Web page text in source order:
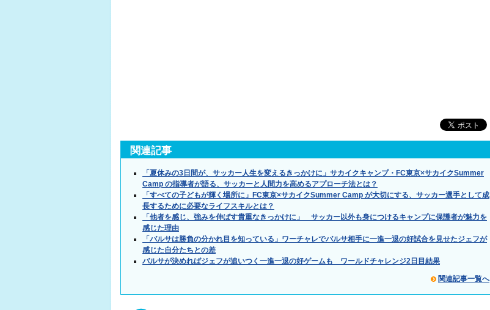
関連記事
「夏休みの3日間が、サッカー人生を変えるきっかけに」サカイクキャンプ・FC東京×サカイクSummer
Camp の指導者が語る、サッカーと人間力を高めるアプローチ法とは？
「すべての子どもが輝く場所に」FC東京×サカイクSummer Camp が大切にする、サッカー選手として成
長するために必要なライフスキルとは？
「他者を感じ、強みを伸ばす貴重なきっかけに」 サッカー以外も身につけるキャンプに保護者が魅力を
感じた理由
「バルサは勝負の分かれ目を知っている」ワーチャレでバルサ相手に一進一退の好試合を見せたジェフが
感じた自分たちとの差
バルサが決めればジェフが追いつく一進一退の好ゲームも ワールドチャレンジ2日目結果
関連記事一覧へ